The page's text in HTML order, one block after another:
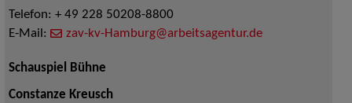
Telefon: + 49 228 50208-8800
E-Mail:
zav-kv-Hamburg@arbeitsagentur.de
Schauspiel Bühne
Constanze Kreusch